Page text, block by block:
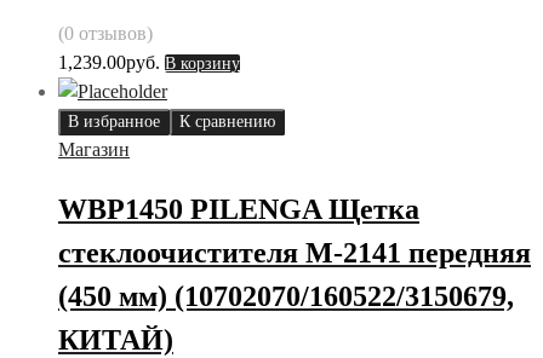
(0 отзывов)
1,239.00руб. В корзину
В избранное К сравнению
Магазин
WBP1450 PILENGA Щетка
стеклоочистителя М-2141 передняя
(450 мм) (10702070/160522/3150679,
КИТАЙ)